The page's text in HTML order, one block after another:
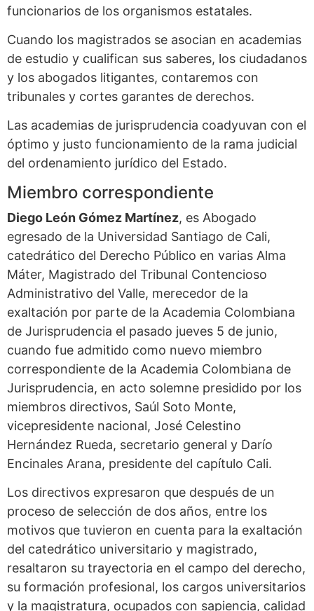
funcionarios de los organismos estatales.
Cuando los magistrados se asocian en academias
de estudio y cualifican sus saberes, los ciudadanos
y los abogados litigantes, contaremos con
tribunales y cortes garantes de derechos.
Las academias de jurisprudencia coadyuvan con el
óptimo y justo funcionamiento de la rama judicial
del ordenamiento jurídico del Estado.
Miembro correspondiente
Diego León Gómez Martínez, es Abogado
egresado de la Universidad Santiago de Cali,
catedrático del Derecho Público en varias Alma
Máter, Magistrado del Tribunal Contencioso
Administrativo del Valle, merecedor de la
exaltación por parte de la Academia Colombiana
de Jurisprudencia el pasado jueves 5 de junio,
cuando fue admitido como nuevo miembro
correspondiente de la Academia Colombiana de
Jurisprudencia, en acto solemne presidido por los
miembros directivos, Saúl Soto Monte,
vicepresidente nacional, José Celestino
Hernández Rueda, secretario general y Darío
Encinales Arana, presidente del capítulo Cali.
Los directivos expresaron que después de un
proceso de selección de dos años, entre los
motivos que tuvieron en cuenta para la exaltación
del catedrático universitario y magistrado,
resaltaron su trayectoria en el campo del derecho,
su formación profesional, los cargos universitarios
y la magistratura, ocupados con sapiencia, calidad